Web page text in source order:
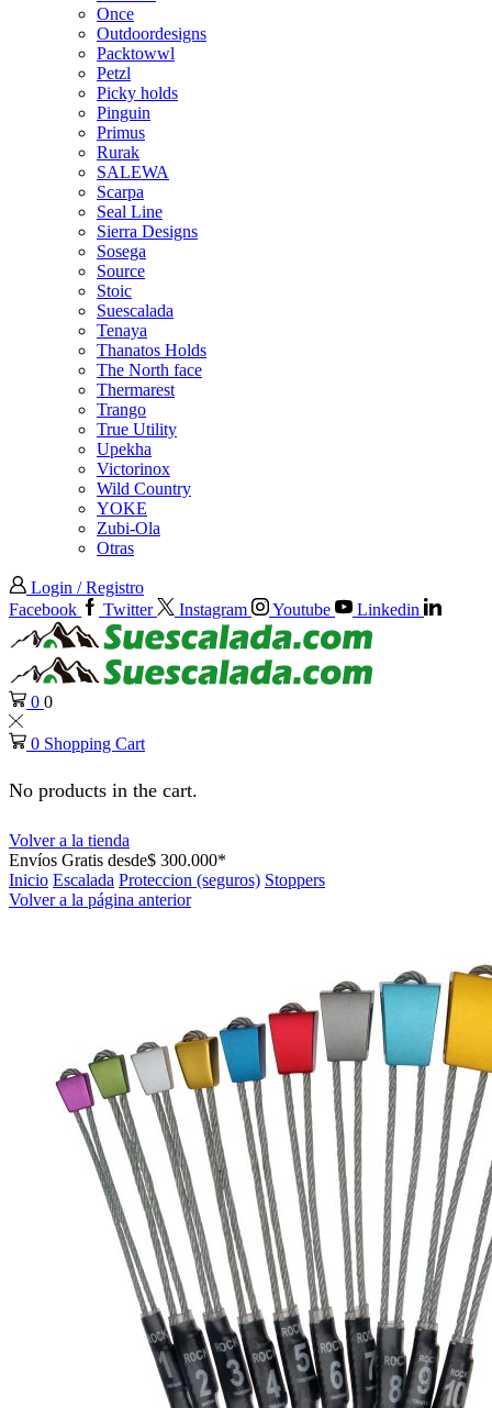
Once
Outdoordesigns
Packtowwl
Petzl
Picky holds
Pinguin
Primus
Rurak
SALEWA
Scarpa
Seal Line
Sierra Designs
Sosega
Source
Stoic
Suescalada
Tenaya
Thanatos Holds
The North face
Thermarest
Trango
True Utility
Upekha
Victorinox
Wild Country
YOKE
Zubi-Ola
Otras
Login / Registro
Facebook
Twitter Instagram Youtube Linkedin
0 0
0 Shopping Cart
No products in the cart.
Volver a la tienda
Envíos Gratis desde$ 300.000*
Inicio Escalada Proteccion (seguros) Stoppers
Volver a la página anterior